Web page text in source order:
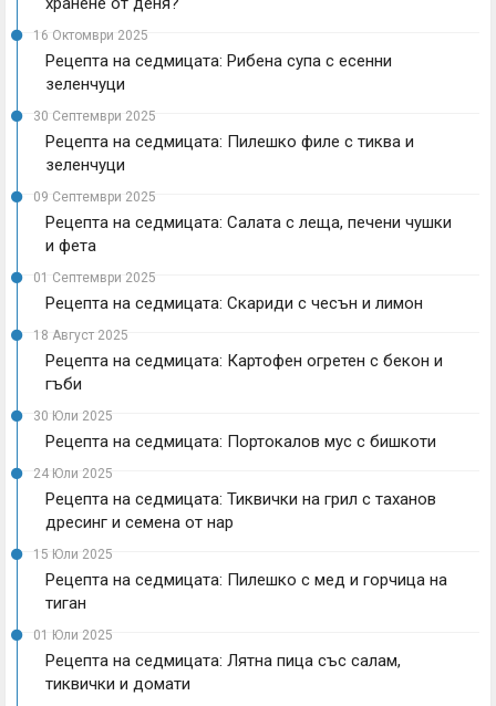
16 Октомври 2025
Рецепта на седмицата: Рибена супа с есенни
зеленчуци
30 Септември 2025
Рецепта на седмицата: Пилешко филе с тиква и
зеленчуци
09 Септември 2025
Рецепта на седмицата: Салата с леща, печени чушки
и фета
01 Септември 2025
Рецепта на седмицата: Скариди с чесън и лимон
18 Август 2025
Рецепта на седмицата: Картофен огретен с бекон и
гъби
30 Юли 2025
Рецепта на седмицата: Портокалов мус с бишкоти
24 Юли 2025
Рецепта на седмицата: Тиквички на грил с таханов
дресинг и семена от нар
15 Юли 2025
Рецепта на седмицата: Пилешко с мед и горчица на
тиган
01 Юли 2025
Рецепта на седмицата: Лятна пица със салам,
тиквички и домати